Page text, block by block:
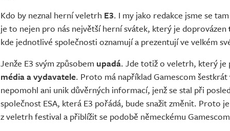
Kdo by neznal herní veletrh E3. I my jako redakce jsme se
je to nejen pro nás největší herní svátek, který je doprovázen
kde jednotlivé společnosti oznamují a prezentují ve velkém
Jenže E3 svým způsobem upadá. Jde totiž o veletrh, který je
média a vydavatele. Proto má například Gamescom
nepomohl ani unik důvěrných informací, jenž se stal při
společnost ESA, která E3 pořádá, bude snažit změnit. Proto
z veletrh festival a přiblížit se podobě německému